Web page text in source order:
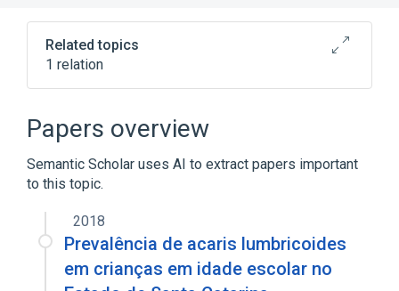
Related topics
1 relation
NCIt Antineoplastic Agent Terminology
Papers overview
Semantic Scholar uses AI to extract papers important
to this topic.
2018
Prevalência de acaris lumbricoides
em crianças em idade escolar no